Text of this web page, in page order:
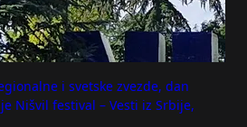
i svetske zvezde, dan
Nišvil festival – Vesti iz Srbije,